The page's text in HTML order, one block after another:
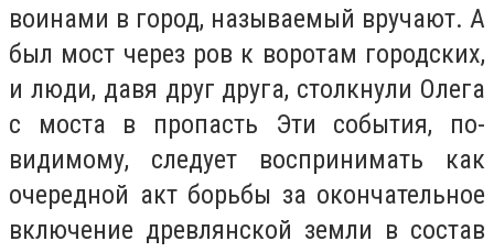
воинами в город, называемый вручают. А
был мост через ров к воротам городских,
и люди, давя друг друга, столкнули Олега
с моста в пропасть Эти события, по-
видимому, следует воспринимать как
очередной акт борьбы за окончательное
включение древлянской земли в состав